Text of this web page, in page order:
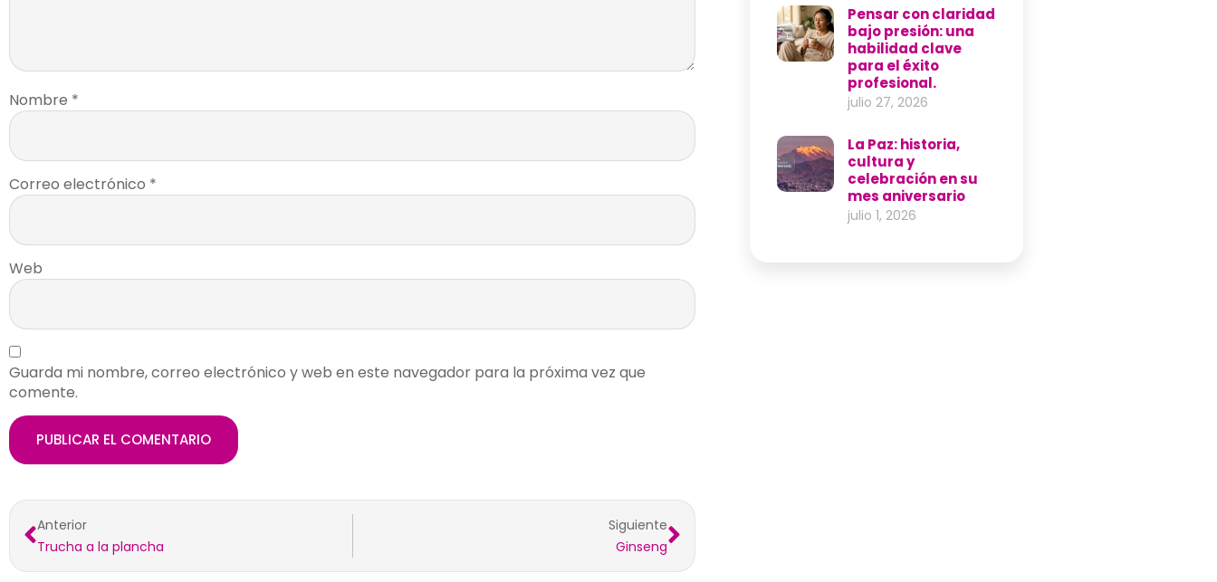
Nombre *
Correo electrónico *
Web
Guarda mi nombre, correo electrónico y web en este navegador para la próxima vez que
comente.
Anterior
Trucha a la plancha
Siguiente
Ginseng
Pensar con claridad
bajo presión: una
habilidad clave
para el éxito
profesional.
julio 27, 2026
La Paz: historia,
cultura y
celebración en su
mes aniversario
julio 1, 2026